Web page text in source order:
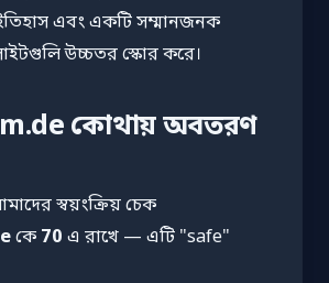
এবং একটি সম্মানজনক
উচ্চতর স্কোর করে।
কোথায় অবতরণ
স্বয়ংক্রিয় চেক
কে 70 এ রাখে — এটি "safe"